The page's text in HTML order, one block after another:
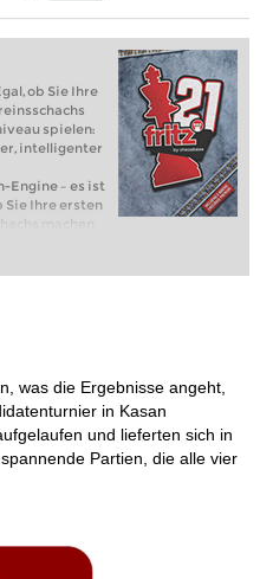
ob Sie Ihre
spielen:
intelligenter
Engine – es ist
Sie Ihre ersten
machen
Mit
und
was die Ergebnisse angeht,
in Kasan
und lieferten sich in
Partien, die alle vier